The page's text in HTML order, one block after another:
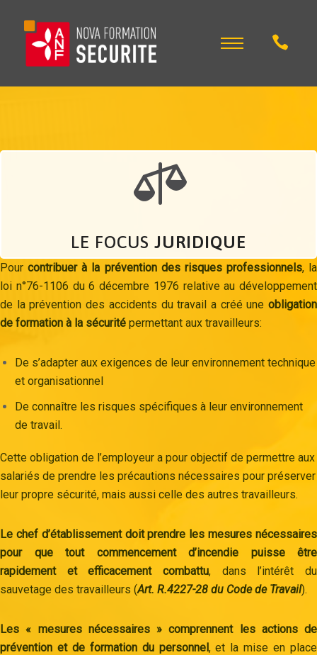
LE FOCUS JURIDIQUE
Pourcontribuer à la prévention des risques professionnels, la
loi n°76-1106 du 6 décembre 1976 relative au développement
de la prévention des accidents du travail a créé une obligation
de formation à la sécurité permettant aux travailleurs:
De s’adapter aux exigences de leur environnement technique
et organisationnel
De connaître les risques spécifiques à leur environnement
de travail.
Cette obligation de l’employeur a pour objectif de permettre aux
salariés de prendre les précautions nécessaires pour préserver
leur propre sécurité, mais aussi celle des autres travailleurs.
Le chef d’établissement doit prendre les mesures nécessaires
pour que tout commencement d’incendie puisse être
rapidement et efficacement combattu, dans l’intérêt du
sauvetage des travailleurs (Art. R.4227-28 du Code de Travail).
Les « mesures nécessaires » comprennent les actions de
prévention et de formation du personnel, et la mise en place